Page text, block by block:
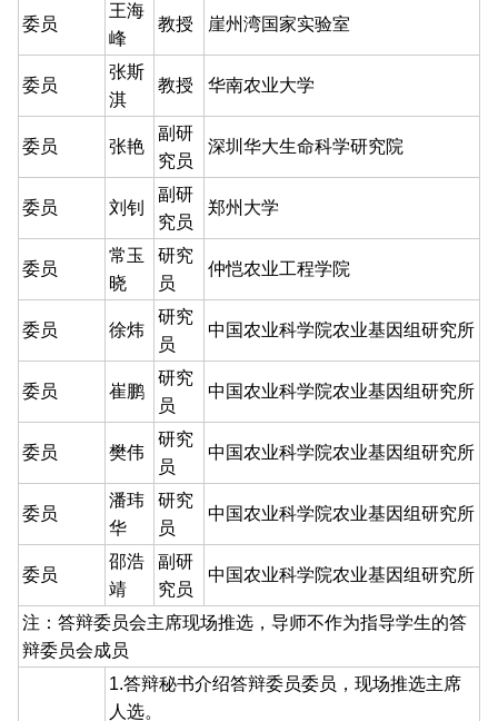
委员
王海
峰
教授 崖州湾国家实验室
委员
张斯
淇
教授 华南农业大学
委员 张艳
副研
究员
深圳华大生命科学研究院
委员 刘钊
副研
究员
郑州大学
委员
常玉
晓
研究
员
仲恺农业工程学院
委员 徐炜
研究
员
中国农业科学院农业基因组研究所
委员 崔鹏
研究
员
中国农业科学院农业基因组研究所
委员 樊伟
研究
员
中国农业科学院农业基因组研究所
委员
潘玮
华
研究
员
中国农业科学院农业基因组研究所
委员
邵浩
靖
副研
究员
中国农业科学院农业基因组研究所
注：答辩委员会主席现场推选，导师不作为指导学生的答
辩委员会成员
1.答辩秘书介绍答辩委员委员，现场推选主席
人选。